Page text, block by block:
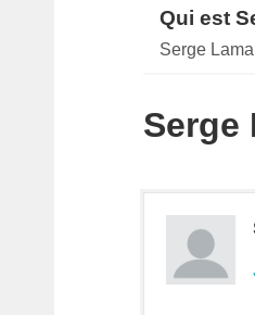
Qui est
Serge
Serge